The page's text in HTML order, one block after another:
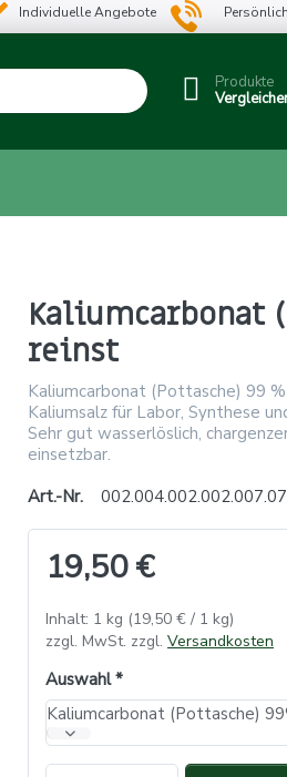
Individuelle Angebote
Produkte
Kaliumcarbonat
reinst
Kaliumcarbonat (Pottasche) 99
Kaliumsalz für Labor, Synthese
Sehr gut wasserlöslich,
einsetzbar.
Art.-Nr.
19,50 €
Inhalt: 1 kg (19,50 € / 1 kg)
zzgl. MwSt. zzgl. Versandkosten
Auswahl
Kaliumcarbonat (Pottasche)